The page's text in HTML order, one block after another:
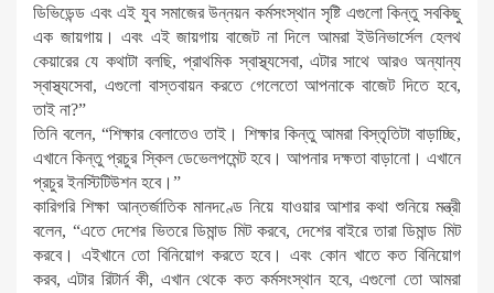
ডিভিডেন্ড এবং এই যুব সমাজের উন্নয়ন কর্মসংস্থান সৃষ্টি এগুলো কিন্তু সবকিছু
এক জায়গায়। এবং এই জায়গায় বাজেট না দিলে আমরা ইউনিভার্সেল হেলথ
কেয়ারের যে কথাটা বলছি, প্রাথমিক স্বাস্থ্যসেবা, এটার সাথে আরও অন্যান্য
স্বাস্থ্যসেবা, এগুলো বাস্তবায়ন করতে গেলেতো আপনাকে বাজেট দিতে হবে,
তাই না?”
তিনি বলেন, “শিক্ষার বেলাতেও তাই। শিক্ষার কিন্তু আমরা বিস্তৃতিটা বাড়াচ্ছি,
এখানে কিন্তু প্রচুর স্কিল ডেভেলপমেন্ট হবে। আপনার দক্ষতা বাড়ানো। এখানে
প্রচুর ইনস্টিটিউশন হবে।”
কারিগরি শিক্ষা আন্তর্জাতিক মানদণ্ডে নিয়ে যাওয়ার আশার কথা শুনিয়ে মন্ত্রী
বলেন, “এতে দেশের ভিতরে ডিমান্ড মিট করবে, দেশের বাইরে তারা ডিমান্ড মিট
করবে। এইখানে তো বিনিয়োগ করতে হবে। এবং কোন খাতে কত বিনিয়োগ
করব, এটার রিটার্ন কী, এখান থেকে কত কর্মসংস্থান হবে, এগুলো তো আমরা